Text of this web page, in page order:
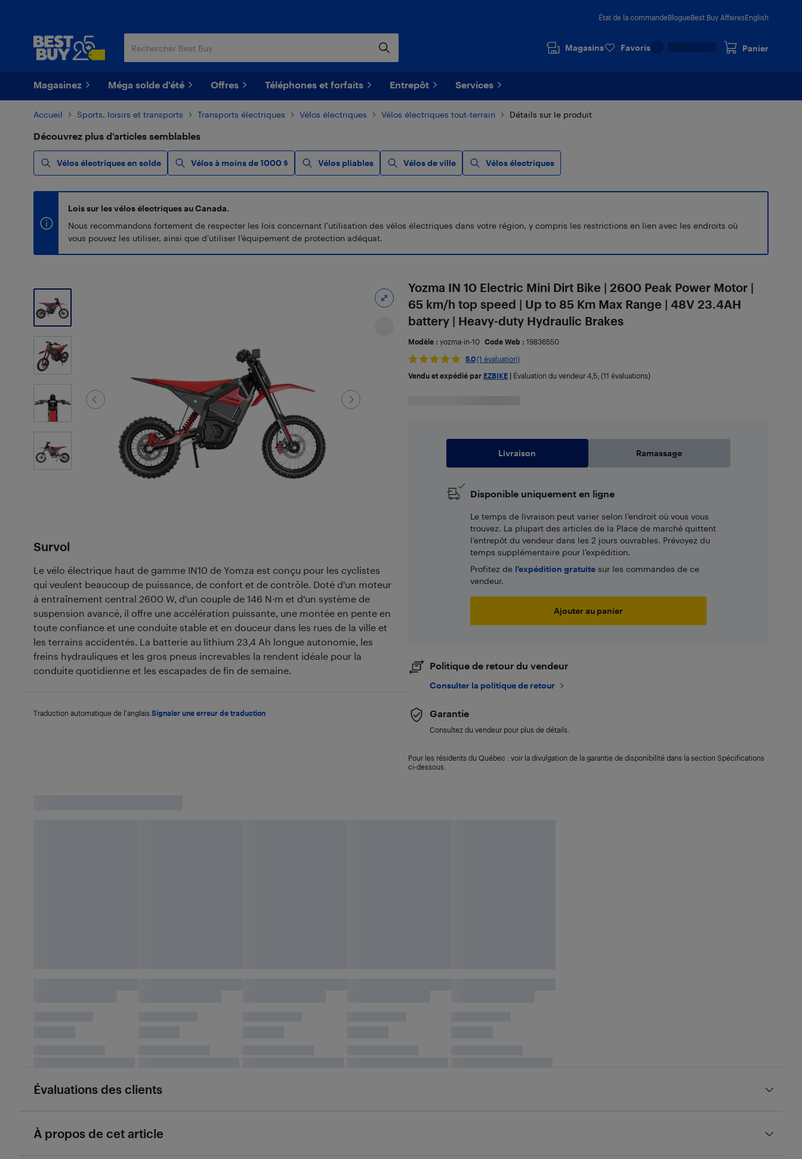
État de la commandeBlogueBest Buy AffairesEnglish
Magasins Favoris Panier
Magasinez Méga solde d'été Offres Téléphones et forfaits Entrepôt Services
Accueil Sports, loisirs et transports Transports électriques Vélos électriques Vélos électriques tout-terrain Détails sur le produit
Découvrez plus d’articles semblables
Vélos électriques en solde Vélos à moins de 1000 $ Vélos pliables Vélos de ville Vélos électriques
Lois sur les vélos électriques au Canada.
Nous recommandons fortement de respecter les lois concernant l’utilisation des vélos électriques dans votre région, y compris les restrictions en lien avec les endroits où
vous pouvez les utiliser, ainsi que d’utiliser l’équipement de protection adéquat.
Photos
Survol
Le vélo électrique haut de gamme IN10 de Yomza est conçu pour les cyclistes
qui veulent beaucoup de puissance, de confort et de contrôle. Doté d'un moteur
à entraînement central 2600 W, d'un couple de 146 N·m et d'un système de
suspension avancé, il offre une accélération puissante, une montée en pente en
toute confiance et une conduite stable et en douceur dans les rues de la ville et
les terrains accidentés. La batterie au lithium 23,4 Ah longue autonomie, les
freins hydrauliques et les gros pneus increvables la rendent idéale pour la
conduite quotidienne et les escapades de fin de semaine.
Traduction automatique de l'anglais. Signaler une erreur de traduction
Yozma IN 10 Electric Mini Dirt Bike | 2600 Peak Power Motor |
65 km/h top speed | Up to 85 Km Max Range | 48V 23.4AH
battery | Heavy-duty Hydraulic Brakes
Modèle : yozma-in-10 Code Web : 19836550
5.0(1 évaluation)
Vendu et expédié par EZBIKE| Évaluation du vendeur 4,5; (11 évaluations)
Livraison Ramassage
Disponible uniquement en ligne
Le temps de livraison peut varier selon l'endroit où vous vous
trouvez. La plupart des articles de la Place de marché quittent
l’entrepôt du vendeur dans les 2 jours ouvrables. Prévoyez du
temps supplémentaire pour l’expédition.
Profitez de l'expédition gratuitesur les commandes de ce
vendeur.
Ajouter au panier
Politique de retour du vendeur
Consulter la politique de retour
Garantie
Consultez du vendeur pour plus de détails.
Pour les résidents du Québec : voir la divulgation de la garantie de disponibilité dans la section Spécifications
ci-dessous.
Évaluations des clients
À propos de cet article